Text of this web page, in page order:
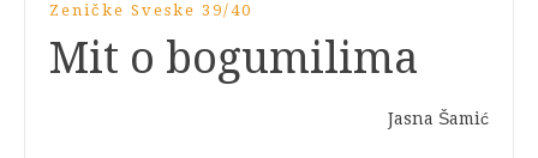
Zeničke Sveske 39/40
Mit o bogumilima
Jasna Šamić